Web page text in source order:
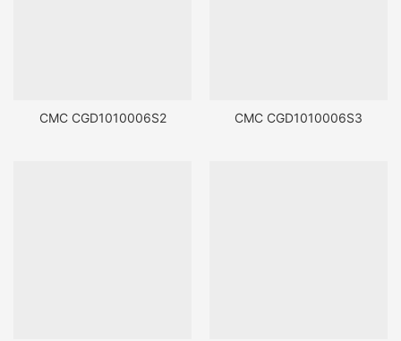
CMC CGD1010006S2 CMC CGD1010006S3